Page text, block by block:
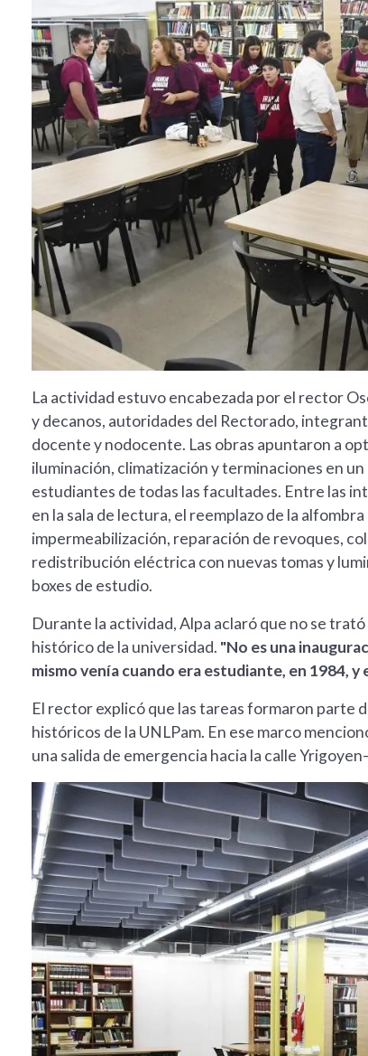
La actividad estuvo encabezada por el rector
y decanos, autoridades del Rectorado,
docente y nodocente. Las obras apuntaron a
iluminación, climatización y terminaciones en
estudiantes de todas las facultades. Entre las
en la sala de lectura, el reemplazo de la
impermeabilización, reparación de revoques,
redistribución eléctrica con nuevas tomas y
boxes de estudio.
Durante la actividad, Alpa aclaró que no se
histórico de la universidad. "No es una
mismo venía cuando era estudiante, en 1984,
El rector explicó que las tareas formaron parte
históricos de la UNLPam. En ese marco
una salida de emergencia hacia la calle